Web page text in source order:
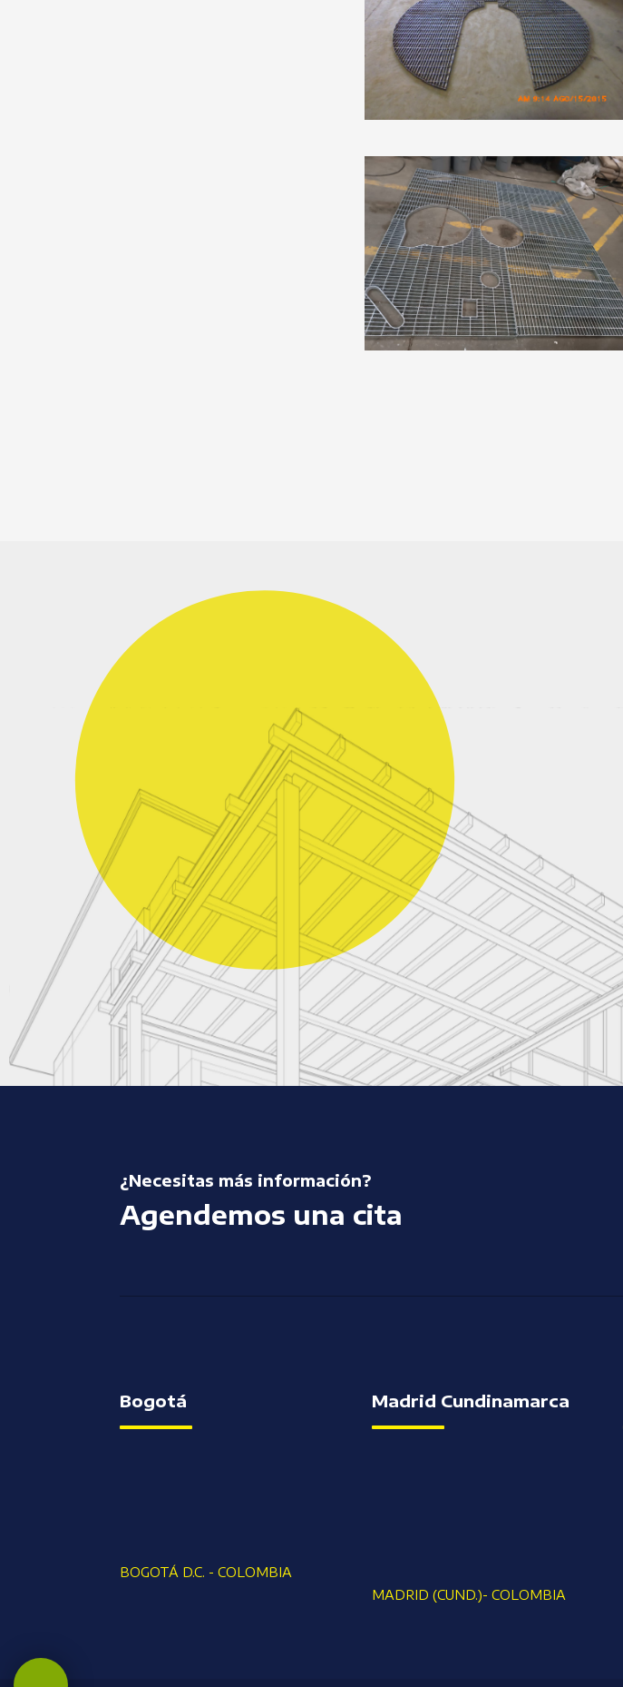
¿Necesitas más información?
Agendemos una cita
Bogotá
BOGOTÁ D.C. - COLOMBIA
Madrid Cundinamarca
MADRID (CUND.)- COLOMBIA